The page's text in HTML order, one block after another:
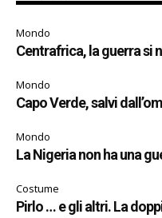
Mondo
Centrafrica, la guerra si
Mondo
Capo Verde, salvi
Mondo
La Nigeria non ha una
Costume
Pirlo … e gli altri. La